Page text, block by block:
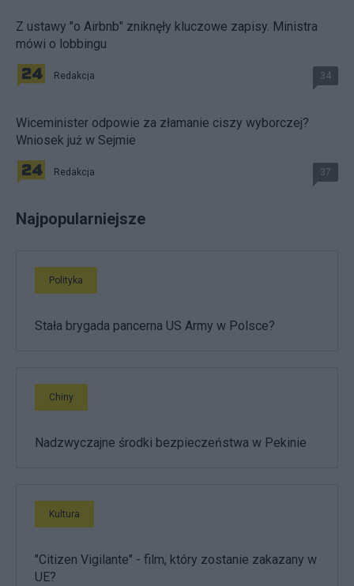
Z ustawy "o Airbnb" zniknęły kluczowe zapisy. Ministra
mówi o lobbingu
Redakcja 34
Wiceminister odpowie za złamanie ciszy wyborczej?
Wniosek już w Sejmie
Redakcja 37
Najpopularniejsze
Polityka
Stała brygada pancerna US Army w Polsce?
Chiny
Nadzwyczajne środki bezpieczeństwa w Pekinie
Kultura
"Citizen Vigilante" - film, który zostanie zakazany w
UE?